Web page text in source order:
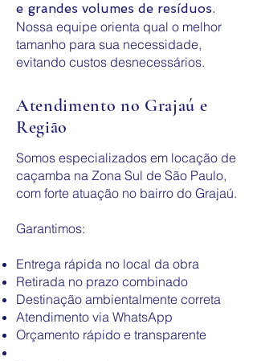
e grandes volumes de resíduos.
​Nossa equipe orienta qual o melhor
tamanho para sua necessidade,
evitando custos desnecessários.
Atendimento no Grajaú e
Região
Somos especializados em locação de
caçamba na Zona Sul de São Paulo,
com forte atuação no bairro do Grajaú.
Garantimos:
Entrega rápida no local da obra
Retirada no prazo combinado
Destinação ambientalmente correta
Atendimento via WhatsApp
Orçamento rápido e transparente